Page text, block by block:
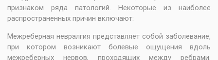
признаком ряда патологий. Некоторые из наиболее
распространенных причин включают:
Межреберная невралгия представляет собой заболевание,
при котором возникают болевые ощущения вдоль
межреберных нервов, проходящих между ребрами.